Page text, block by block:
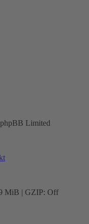
Limited
MiB | GZIP: Off